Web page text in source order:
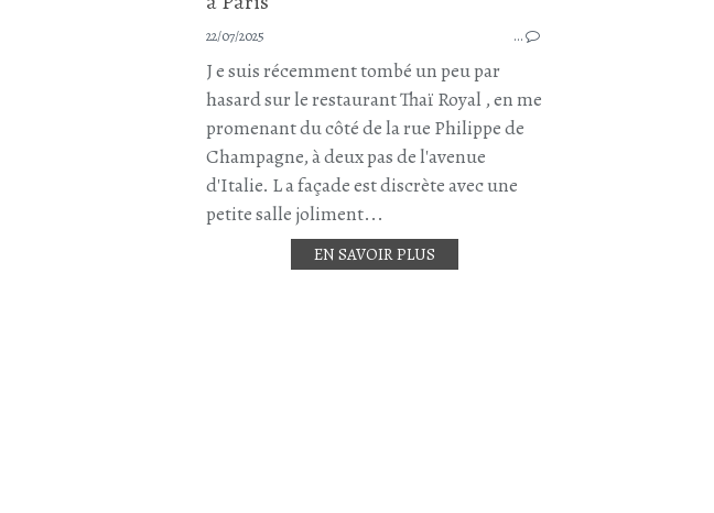
22/07/2025 …
J e suis récemment tombé un peu par
hasard sur le restaurant Thaï Royal , en me
promenant du côté de la rue Philippe de
Champagne, à deux pas de l'avenue
d'Italie. L a façade est discrète avec une
petite salle joliment...
EN SAVOIR PLUS